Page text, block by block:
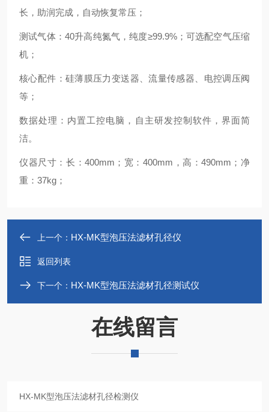
长，助润完成，自动恢复常压；
测试气体： 40升高纯氮气，纯度≥99.9%；可选配空气压缩
机；
核心配件：硅薄膜压力变送器、流量传感器、电控调压阀
等；
数据处理：内置工控电脑，自主研发控制软件，界面简
洁。
仪器尺寸：长：400mm ；宽：400mm ，高：490mm ；净
重： 37kg ；
上一个： HX-MK型泡压法滤材孔径仪
返回列表
下一个： HX-MK型泡压法滤材孔径测试仪
在线留言